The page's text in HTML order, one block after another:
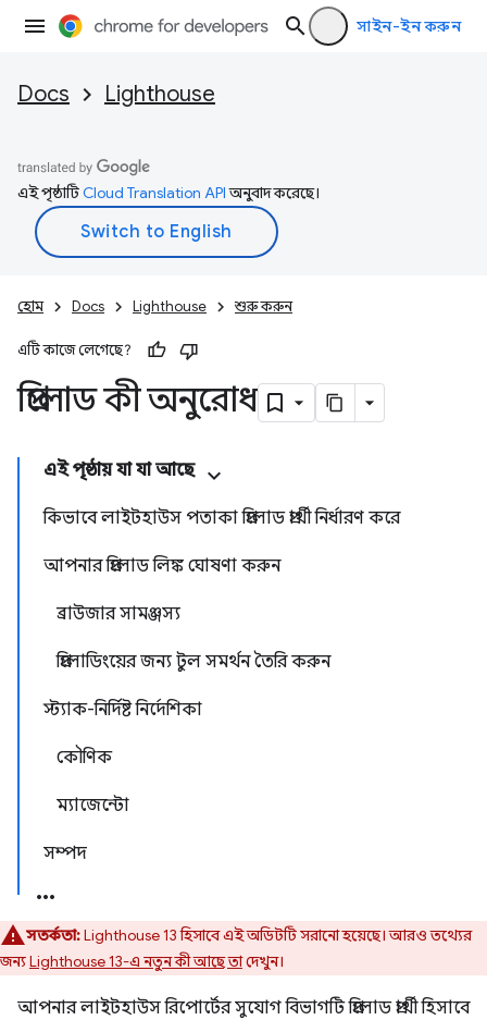
সাইন-ইন করুন
Docs Lighthouse
এই পৃষ্ঠাটিCloud Translation APIঅনুবাদ করেছে।
হোম Docs Lighthouse শুরু করুন
এটি কাজে লেগেছে?
প্রিলোড কী অনুরোধ
এই পৃষ্ঠায় যা যা আছে
কিভাবে লাইটহাউস পতাকা প্রিলোড প্রার্থী নির্ধারণ করে
আপনার প্রিলোড লিঙ্ক ঘোষণা করুন
ব্রাউজার সামঞ্জস্য
প্রিলোডিংয়ের জন্য টুল সমর্থন তৈরি করুন
স্ট্যাক-নির্দিষ্ট নির্দেশিকা
কৌণিক
ম্যাজেন্টো
সম্পদ
সতর্কতা:Lighthouse 13 হিসাবে এই অডিটটি সরানো হয়েছে। আরও তথ্যের
জন্যLighthouse 13-এ নতুন কী আছে তাদেখুন।
আপনার লাইটহাউস রিপোর্টের সুযোগ বিভাগটি প্রিলোড প্রার্থী হিসাবে